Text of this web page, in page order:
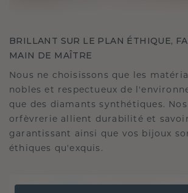
BRILLANT SUR LE PLAN ÉTHIQUE,
MAIN DE MAÎTRE
Nous ne choisissons que les
nobles et respectueux de
que des diamants synthétiques.
orfèvrerie allient durabilité et
garantissant ainsi que vos bijoux
éthiques qu'exquis.